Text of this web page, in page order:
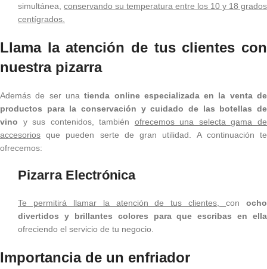
simultánea, conservando su temperatura entre los 10 y 18 grados
centígrados.
Llama la atención de tus clientes con
nuestra pizarra
Además de ser unatienda online especializada en la venta de
productos para la conservación y cuidado de las botellas de
vino y sus contenidos, también ofrecemos una selecta gama de
accesorios que pueden serte de gran utilidad. A continuación te
ofrecemos:
Pizarra Electrónica
Te permitirá llamar la atención de tus clientes,conocho
divertidos y brillantes colores para que escribas en ella
ofreciendo el servicio de tu negocio.
Importancia de un enfriador